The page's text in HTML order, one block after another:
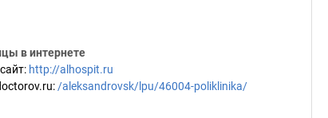
в интернете
: http://alhospit.ru
: /aleksandrovsk/lpu/46004-poliklinika/